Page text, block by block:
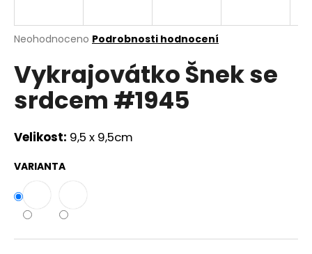
Průměrné
produktu
je
z
hvězdiček.
Neohodnoceno Podrobnosti hodnocení
Vykrajovátko Šnek se
srdcem #1945
Velikost: 9,5 x 9,5cm
VARIANTA
j
t
?
D
o